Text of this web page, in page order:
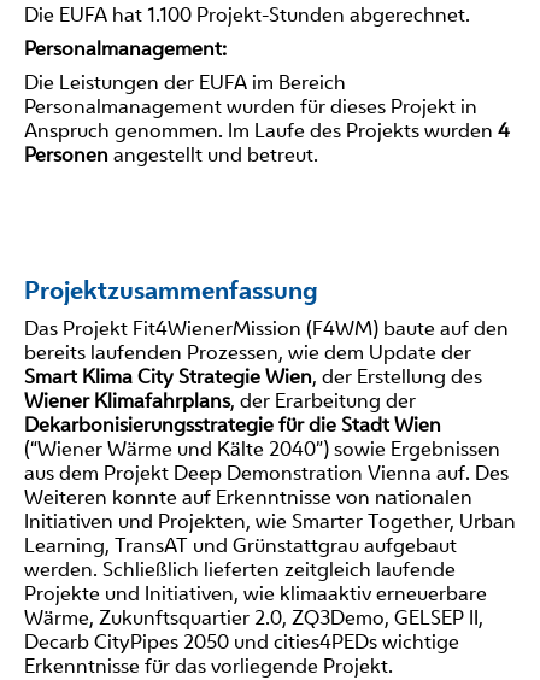
Die EUFA hat 1.100 Projekt-Stunden abgerechnet.
Personalmanagement:
Die Leistungen der EUFA im Bereich
Personalmanagement wurden für dieses Projekt in
Anspruch genommen. Im Laufe des Projekts wurden 4
Personenangestellt und betreut.
Projektzusammenfassung
Das Projekt Fit4WienerMission (F4WM) baute auf den
bereits laufenden Prozessen, wie dem Update der
Smart Klima City Strategie Wien, der Erstellung des
Wiener Klimafahrplans, der Erarbeitung der
Dekarbonisierungsstrategie für die Stadt Wien
(“Wiener Wärme und Kälte 2040”) sowie Ergebnissen
aus dem Projekt Deep Demonstration Vienna auf. Des
Weiteren konnte auf Erkenntnisse von nationalen
Initiativen und Projekten, wie Smarter Together, Urban
Learning, TransAT und Grünstattgrau aufgebaut
werden. Schließlich lieferten zeitgleich laufende
Projekte und Initiativen, wie klimaaktiv erneuerbare
Wärme, Zukunftsquartier 2.0, ZQ3Demo, GELSEP II,
Decarb CityPipes 2050 und cities4PEDs wichtige
Erkenntnisse für das vorliegende Projekt.